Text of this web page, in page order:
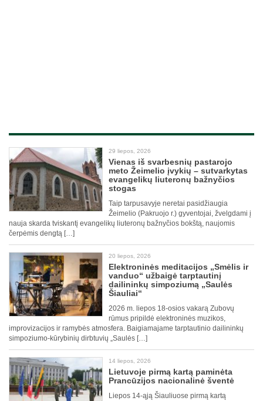
29 liepos, 2026
Vienas iš svarbesnių pastarojo
meto Žeimelio įvykių – sutvarkytas
evangelikų liuteronų bažnyčios
stogas
Taip tarpusavyje neretai pasidžiaugia
Žeimelio (Pakruojo r.) gyventojai, žvelgdami į
nauja skarda tviskantį evangelikų liuteronų bažnyčios bokštą, naujomis
čerpėmis dengtą […]
20 liepos, 2026
Elektroninės meditacijos „Smėlis ir
vanduo“ užbaigė tarptautinį
dailininkų simpoziumą „Saulės
Šiauliai“
2026 m. liepos 18-osios vakarą Zubovų
rūmus pripildė elektroninės muzikos,
improvizacijos ir ramybės atmosfera. Baigiamajame tarptautinio dailininkų
simpoziumo-kūrybinių dirbtuvių „Saulės […]
14 liepos, 2026
Lietuvoje pirmą kartą paminėta
Prancūzijos nacionalinė šventė
Liepos 14-ąją Šiauliuose pirmą kartą